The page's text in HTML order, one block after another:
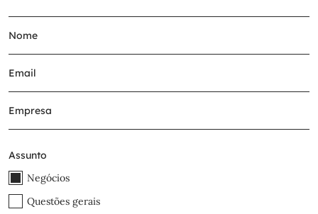
Assunto
Negócios
Questões gerais